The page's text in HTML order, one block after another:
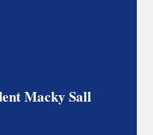
Macky Sall